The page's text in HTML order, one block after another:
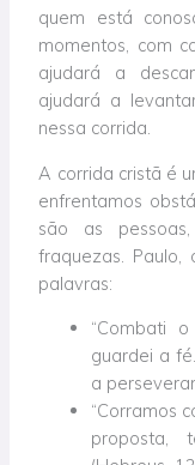
quem está
momentos, com
ajudará a
ajudará a
nessa corrida.
A corrida cristã é
enfrentamos
são as
fraquezas. Paulo,
palavras:
“Combati
guardei a
a
“Corramos
proposta,